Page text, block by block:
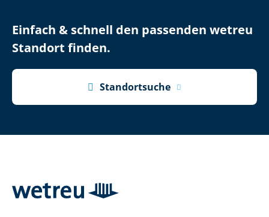
Einfach & schnell den passenden wetreu
Standort finden.
 Standortsuche